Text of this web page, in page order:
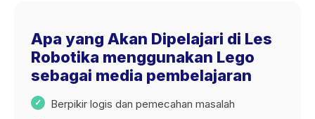
Apa yang Akan Dipelajari di Les
Robotika menggunakan Lego
sebagai media pembelajaran
Berpikir logis dan pemecahan masalah